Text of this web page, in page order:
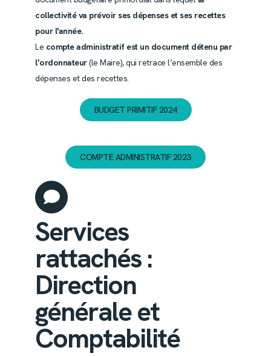
collectivité va prévoir ses dépenses et ses recettes
pour l'année.
Le compte administratif est un document détenu par
l’ordonnateur(le Maire), qui retrace l’ensemble des
dépenses et des recettes.
BUDGET PRIMITIF 2024
COMPTE ADMINISTRATIF 2023
Services
rattachés :
Direction
générale et
Comptabilité